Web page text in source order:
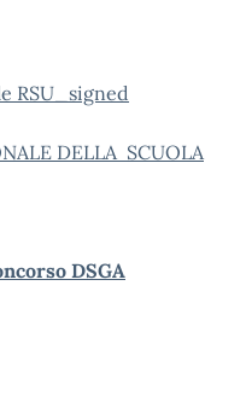
RSU_signed
DELLA SCUOLA
DSGA